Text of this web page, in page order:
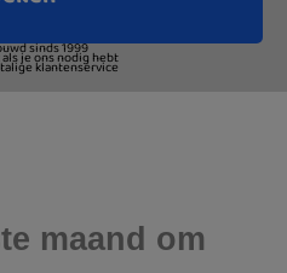
maand om